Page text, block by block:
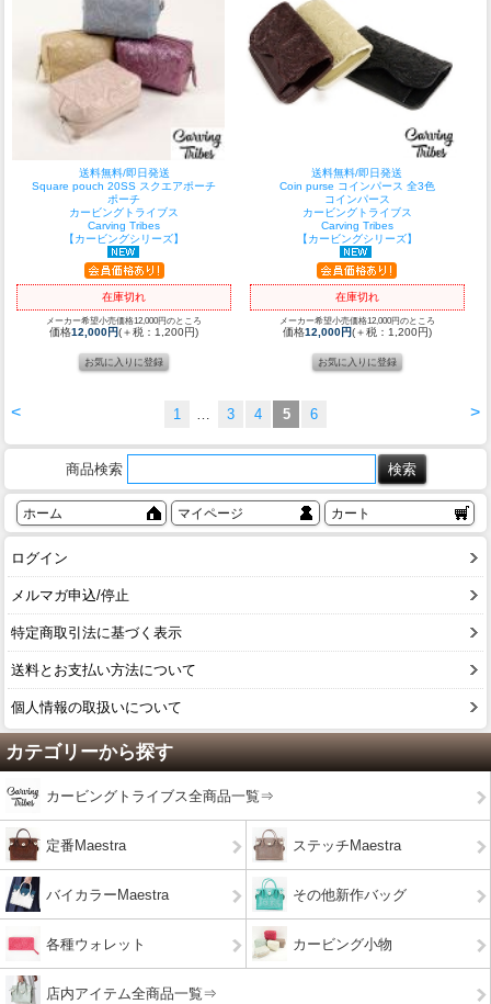
送料無料/即日発送
Square pouch 20SS スクエアポーチ
ポーチ
カービングトライブス
Carving Tribes
【カービングシリーズ】
在庫切れ
メーカー希望小売価格12,000円のところ
価格12,000円(＋税：1,200円)
送料無料/即日発送
Coin purse コインパース 全3色
コインパース
カービングトライブス
Carving Tribes
【カービングシリーズ】
在庫切れ
メーカー希望小売価格12,000円のところ
価格12,000円(＋税：1,200円)
< >
1 3 4 5 6
商品検索
ホーム マイページ カート
ログイン
メルマガ申込/停止
特定商取引法に基づく表示
送料とお支払い方法について
個人情報の取扱いについて
カテゴリーから探す
カービングトライブス全商品一覧⇒
定番Maestra ステッチMaestra
バイカラーMaestra その他新作バッグ
各種ウォレット カービング小物
店内アイテム全商品一覧⇒